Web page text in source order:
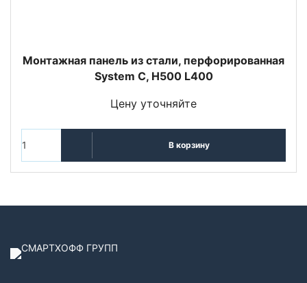
Монтажная панель из стали, перфорированная
System C, H500 L400
Цену уточняйте
В корзину